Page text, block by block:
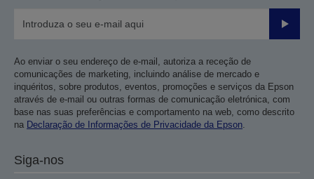
Enviar
Ao enviar o seu endereço de e-mail, autoriza a receção de
comunicações de marketing, incluindo análise de mercado e
inquéritos, sobre produtos, eventos, promoções e serviços da Epson
através de e-mail ou outras formas de comunicação eletrónica, com
base nas suas preferências e comportamento na web, como descrito
na Declaração de Informações de Privacidade da Epson.
Siga-nos